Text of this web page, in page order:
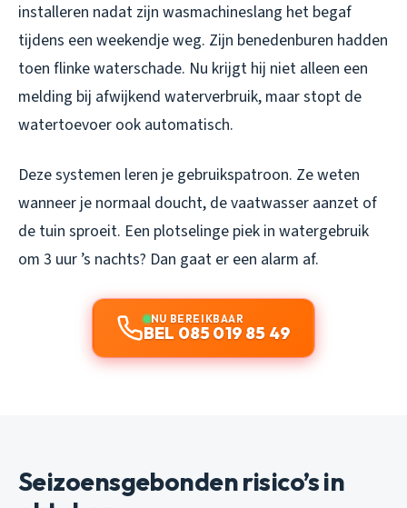
installeren nadat zijn wasmachineslang het begaf
tijdens een weekendje weg. Zijn benedenburen hadden
toen flinke waterschade. Nu krijgt hij niet alleen een
melding bij afwijkend waterverbruik, maar stopt de
watertoevoer ook automatisch.
Deze systemen leren je gebruikspatroon. Ze weten
wanneer je normaal doucht, de vaatwasser aanzet of
de tuin sproeit. Een plotselinge piek in watergebruik
om 3 uur ’s nachts? Dan gaat er een alarm af.
NU BEREIKBAAR
BEL 085 019 85 49
Seizoensgebonden risico’s in